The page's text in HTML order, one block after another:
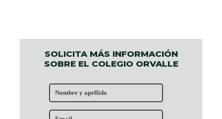
SOLICITA MÁS INFORMACIÓN
SOBRE EL COLEGIO ORVALLE